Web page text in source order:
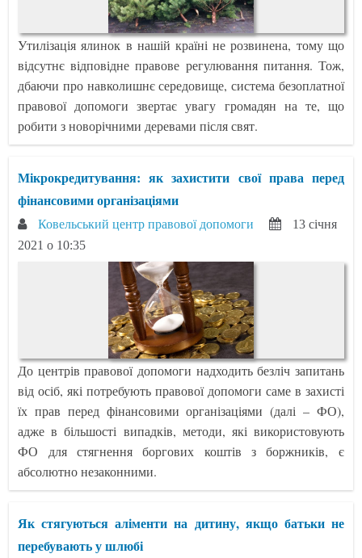
Утилізація ялинок в нашій країні не розвинена, тому що
відсутнє відповідне правове регулювання питання. Тож,
дбаючи про навколишнє середовище, система безоплатної
правової допомоги звертає увагу громадян на те, що
робити з новорічними деревами після свят.
Мікрокредитування: як захистити свої права перед
фінансовими організаціями
Ковельський центр правової допомоги
13 січня
2021 о 10:35
До центрів правової допомоги надходить безліч запитань
від осіб, які потребують правової допомоги саме в захисті
їх прав перед фінансовими організаціями (далі – ФО),
адже в більшості випадків, методи, які використовують
ФО для стягнення боргових коштів з боржників, є
абсолютно незаконними.
Як стягуються аліменти на дитину, якщо батьки не
перебувають у шлюбі